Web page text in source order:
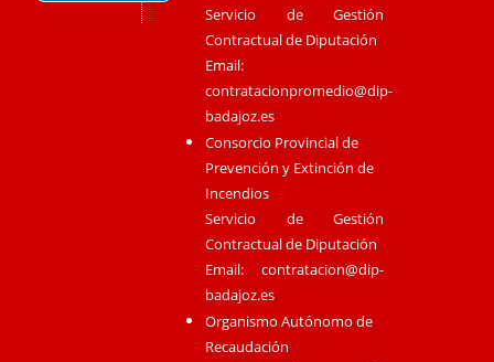
Servicio de Gestión
Contractual de Diputación
Email:
contratacionpromedio@dip-
badajoz.es
Consorcio Provincial de
Prevención y Extinción de
Incendios
Servicio de Gestión
Contractual de Diputación
Email:contratacion@dip-
badajoz.es
Organismo Autónomo de
Recaudación